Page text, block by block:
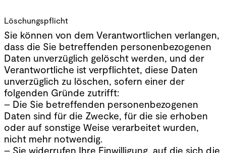
Löschungspflicht
Sie können von dem Verantwortlichen verlangen,
dass die Sie betreffenden personenbezogenen
Daten unverzüglich gelöscht werden, und der
Verantwortliche ist verpflichtet, diese Daten
unverzüglich zu löschen, sofern einer der
folgenden Gründe zutrifft:
– Die Sie betreffenden personenbezogenen
Daten sind für die Zwecke, für die sie erhoben
oder auf sonstige Weise verarbeitet wurden,
nicht mehr notwendig.
– Sie widerrufen Ihre Einwilligung, auf die sich die